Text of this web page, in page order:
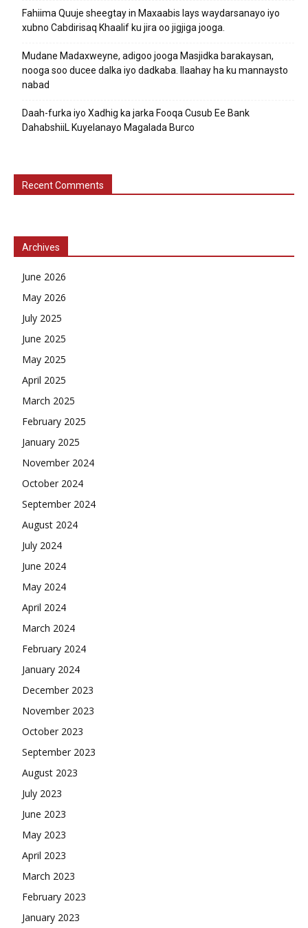
Fahiima Quuje sheegtay in Maxaabis lays waydarsanayo iyo
xubno Cabdirisaq Khaalif ku jira oo jigjiga jooga.
Mudane Madaxweyne, adigoo jooga Masjidka barakaysan,
nooga soo ducee dalka iyo dadkaba. Ilaahay ha ku mannaysto
nabad
Daah-furka iyo Xadhig ka jarka Fooqa Cusub Ee Bank
DahabshiiL Kuyelanayo Magalada Burco
Recent Comments
Archives
June 2026
May 2026
July 2025
June 2025
May 2025
April 2025
March 2025
February 2025
January 2025
November 2024
October 2024
September 2024
August 2024
July 2024
June 2024
May 2024
April 2024
March 2024
February 2024
January 2024
December 2023
November 2023
October 2023
September 2023
August 2023
July 2023
June 2023
May 2023
April 2023
March 2023
February 2023
January 2023